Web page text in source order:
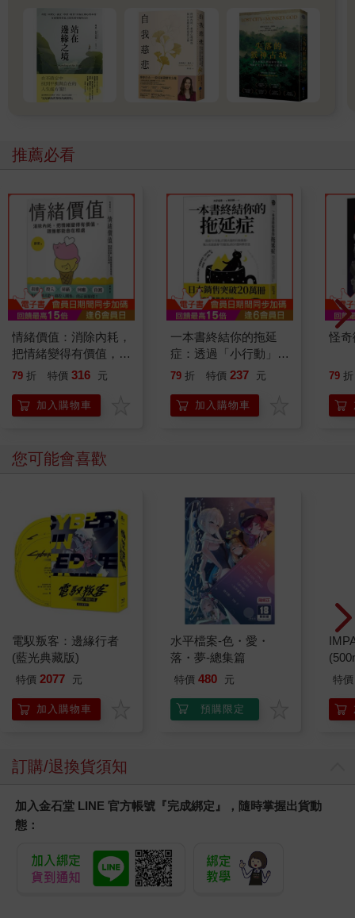
推薦必看
情緒價值：消除內耗，
把情緒變得有價值，跟
誰都能自在相處
79 折 特價 316 元
加入購物車
一本書終結你的拖延
症：透過「小行動」打
開大腦的行動開關，懶
的37個科學方法
79 折 特價 237 元
加入購物車
怪
79 折
您可能會喜歡
電馭叛客：邊緣行者
(藍光典藏版)
特價 2077 元
加入購物車
水平檔案-色・愛・
落・夢-總集篇
特價 480 元
預購限定
特價
訂購/退換貨須知
加入金石堂 LINE 官方帳號『完成綁定』，隨時掌握出貨動
態：